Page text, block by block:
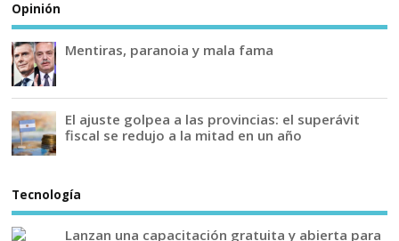
Opinión
Mentiras, paranoia y mala fama
El ajuste golpea a las provincias: el superávit
fiscal se redujo a la mitad en un año
Tecnología
Lanzan una capacitación gratuita y abierta para